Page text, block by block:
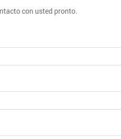
con usted pronto.